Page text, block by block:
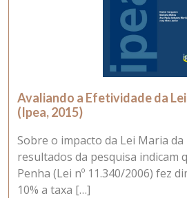
Avaliando a Efetividade da
(Ipea, 2015)
Sobre o impacto da Lei Maria da
resultados da pesquisa indicam
Penha (Lei nº 11.340/2006) fez
10% a taxa […]